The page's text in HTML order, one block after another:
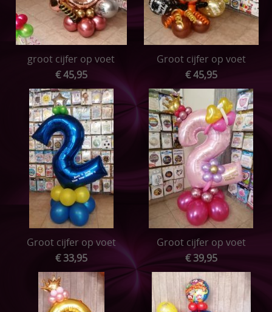
groot cijfer op voet
€ 45,95
Groot cijfer op voet
€ 45,95
Groot cijfer op voet
€ 33,95
Groot cijfer op voet
€ 39,95